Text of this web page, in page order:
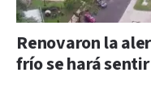
Renovaron la
frío se hará